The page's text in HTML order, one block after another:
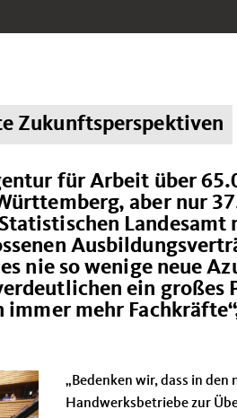
Zukunftsperspektiven
für Arbeit über
aber nur
nie so wenige neue
ein großes
mehr
Bedenken wir, dass in den
Handwerksbetriebe zur